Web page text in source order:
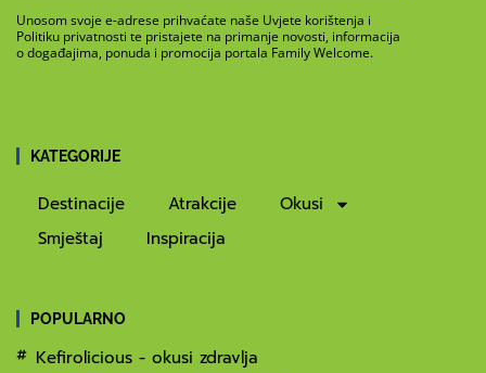
Unosom svoje e-adrese prihvaćate naše Uvjete korištenja i
Politiku privatnosti te pristajete na primanje novosti, informacija
o događajima, ponuda i promocija portala Family Welcome.
KATEGORIJE
Destinacije Atrakcije
Okusi
Smještaj
Inspiracija
POPULARNO
Kefirolicious - okusi zdravlja